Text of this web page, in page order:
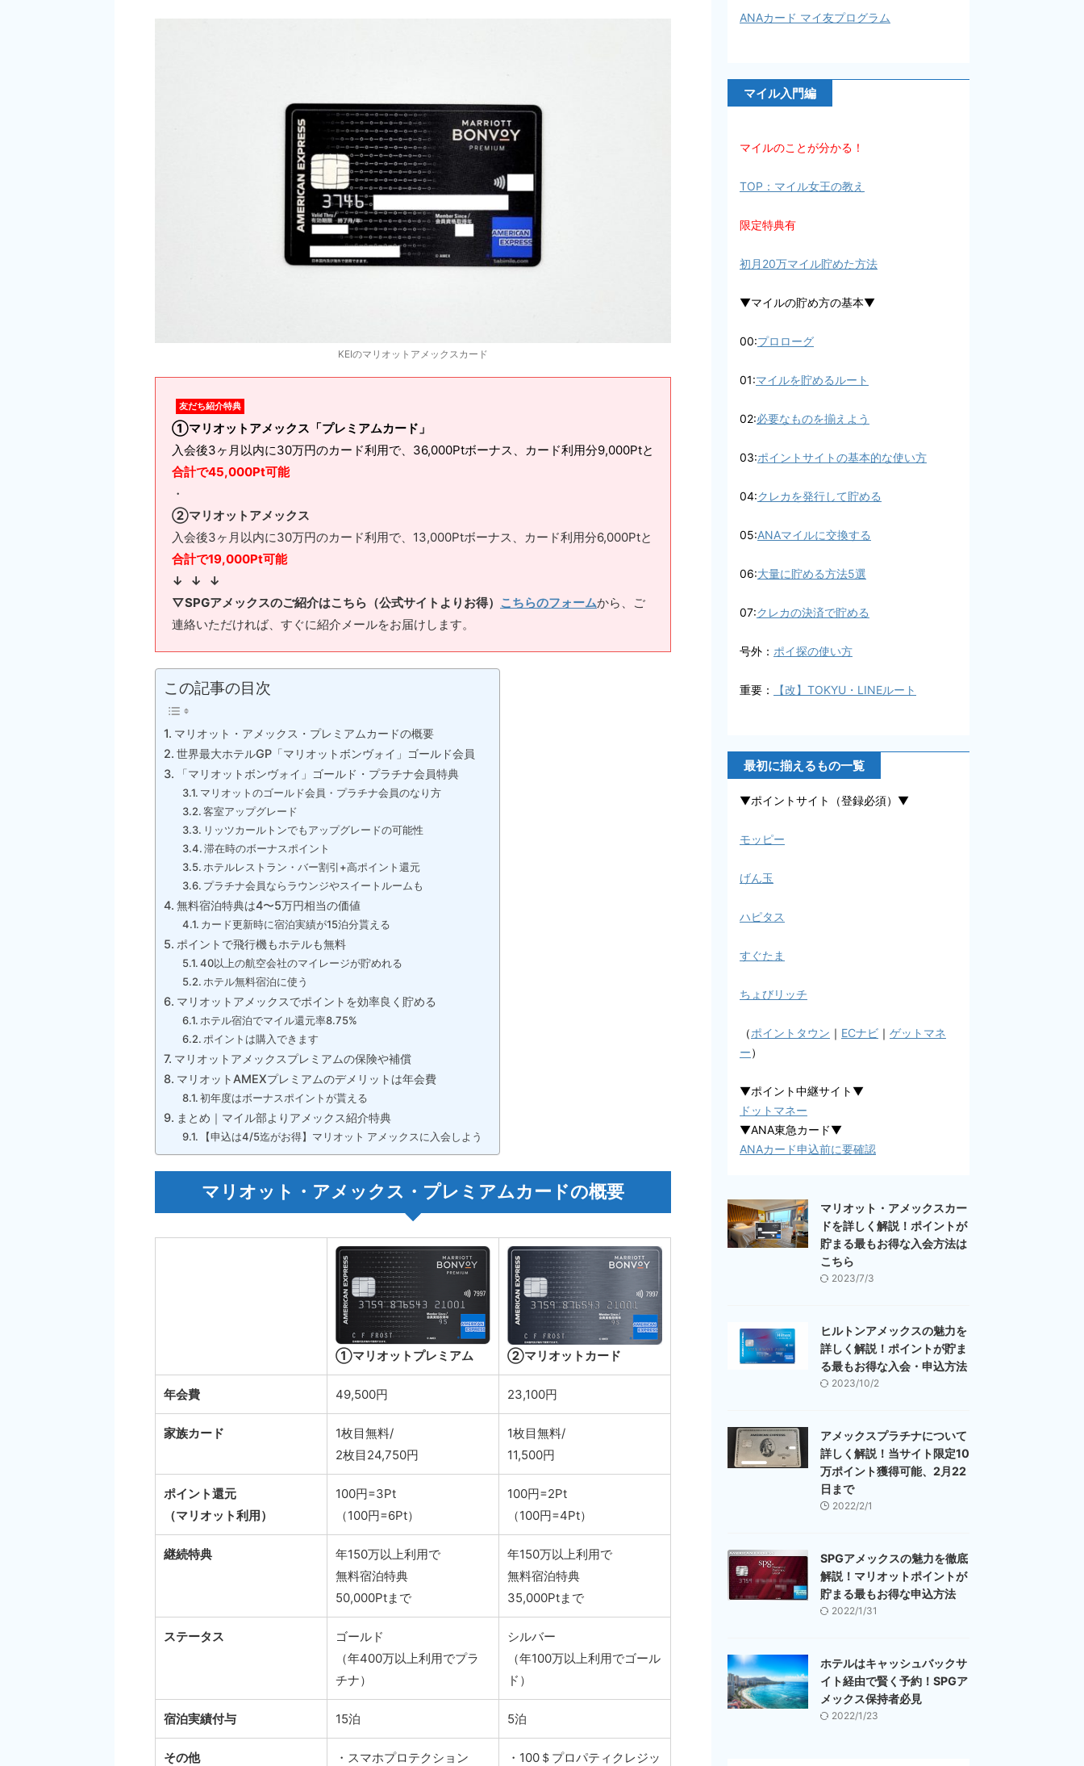
KEIのマリオットアメックスカード
友だち紹介特典
①マリオットアメックス「プレミアムカード」
入会後3ヶ月以内に30万円のカード利用で、36,000Ptボーナス、カード利用分9,000Ptと
合計で45,000Pt可能
・
②マリオットアメックス
入会後3ヶ月以内に30万円のカード利用で、13,000Ptボーナス、カード利用分6,000Ptと
合計で19,000Pt可能
↓ ↓ ↓
▽SPGアメックスのご紹介はこちら（公式サイトよりお得） こちらのフォームから、ご
連絡いただければ、すぐに紹介メールをお届けします。
この記事の目次
マリオット・アメックス・プレミアムカードの概要
世界最大ホテルGP「マリオットボンヴォイ」ゴールド会員
「マリオットボンヴォイ」ゴールド・プラチナ会員特典
マリオットのゴールド会員・プラチナ会員のなり方
客室アップグレード
リッツカールトンでもアップグレードの可能性
滞在時のボーナスポイント
ホテルレストラン・バー割引+高ポイント還元
プラチナ会員ならラウンジやスイートルームも
無料宿泊特典は4〜5万円相当の価値
カード更新時に宿泊実績が15泊分貰える
ポイントで飛行機もホテルも無料
40以上の航空会社のマイレージが貯めれる
ホテル無料宿泊に使う
マリオットアメックスでポイントを効率良く貯める
ホテル宿泊でマイル還元率8.75%
ポイントは購入できます
マリオットアメックスプレミアムの保険や補償
マリオットAMEXプレミアムのデメリットは年会費
初年度はボーナスポイントが貰える
まとめ｜マイル部よりアメックス紹介特典
【申込は4/5迄がお得】マリオット アメックスに入会しよう
マリオット・アメックス・プレミアムカードの概要
①マリオットプレミアム ②マリオットカード
年会費 49,500円 23,100円
家族カード
1枚目無料/
2枚目24,750円
1枚目無料/
11,500円
ポイント還元
（マリオット利用）
100円=3Pt
（100円=6Pt）
100円=2Pt
（100円=4Pt）
継続特典
年150万以上利用で
無料宿泊特典
50,000Ptまで
年150万以上利用で
無料宿泊特典
35,000Ptまで
ステータス
ゴールド
（年400万以上利用でプラ
チナ）
シルバー
（年100万以上利用でゴール
ド）
宿泊実績付与 15泊 5泊
その他 ・スマホプロテクション ・100＄プロパティクレジッ
ANAカード マイ友プログラム
マイル入門編
マイルのことが分かる！
TOP：マイル女王の教え
限定特典有
初月20万マイル貯めた方法
▼マイルの貯め方の基本▼
00:プロローグ
01:マイルを貯めるルート
02:必要なものを揃えよう
03:ポイントサイトの基本的な使い方
04:クレカを発行して貯める
05:ANAマイルに交換する
06:大量に貯める方法5選
07:クレカの決済で貯める
号外： ポイ探の使い方
重要： 【改】TOKYU・LINEルート
最初に揃えるもの一覧
▼ポイントサイト（登録必須）▼
モッピー
げん玉
ハピタス
すぐたま
ちょびリッチ
（ポイントタウン ｜ ECナビ ｜ ゲットマネ
ー）
▼ポイント中継サイト▼
ドットマネー
▼ANA東急カード▼
ANAカード申込前に要確認
マリオット・アメックスカー
ドを詳しく解説！ポイントが
貯まる最もお得な入会方法は
こちら
2023/7/3
ヒルトンアメックスの魅力を
詳しく解説！ポイントが貯ま
る最もお得な入会・申込方法
2023/10/2
アメックスプラチナについて
詳しく解説！当サイト限定10
万ポイント獲得可能、2月22
日まで
2022/2/1
SPGアメックスの魅力を徹底
解説！マリオットポイントが
貯まる最もお得な申込方法
2022/1/31
ホテルはキャッシュバックサ
イト経由で賢く予約！SPGア
メックス保持者必見
2022/1/23